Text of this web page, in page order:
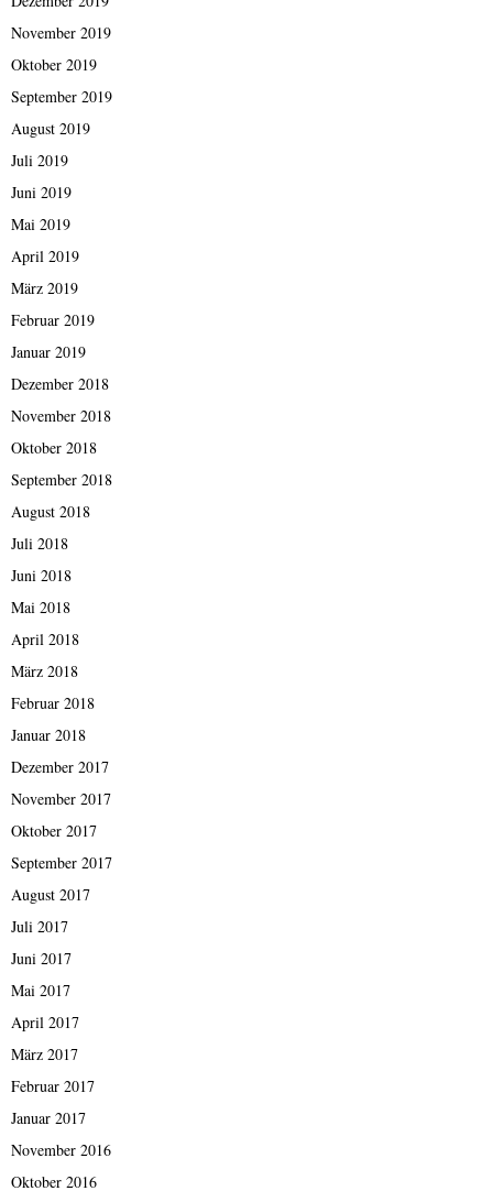
November 2019
Oktober 2019
September 2019
August 2019
Juli 2019
Juni 2019
Mai 2019
April 2019
März 2019
Februar 2019
Januar 2019
Dezember 2018
November 2018
Oktober 2018
September 2018
August 2018
Juli 2018
Juni 2018
Mai 2018
April 2018
März 2018
Februar 2018
Januar 2018
Dezember 2017
November 2017
Oktober 2017
September 2017
August 2017
Juli 2017
Juni 2017
Mai 2017
April 2017
März 2017
Februar 2017
Januar 2017
November 2016
Oktober 2016